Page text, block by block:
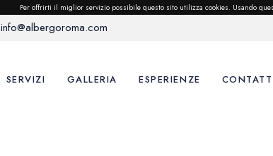
Per offrirti il miglior servizio possibile questo sito utilizza cookies. Usando
info@albergoroma.com
SERVIZI GALLERIA ESPERIENZE